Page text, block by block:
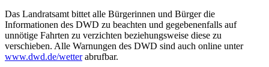
Das Landratsamt bittet alle Bürgerinnen und Bürger die
Informationen des DWD zu beachten und gegebenenfalls auf
unnötige Fahrten zu verzichten beziehungsweise diese zu
verschieben. Alle Warnungen des DWD sind auch online unter
www.dwd.de/wetterabrufbar.